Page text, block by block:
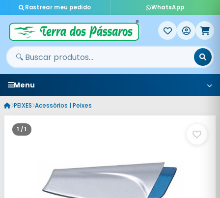
Rastrear meu pedido WhatsApp
Menu
PEIXES Acessórios | Peixes
1 / 1